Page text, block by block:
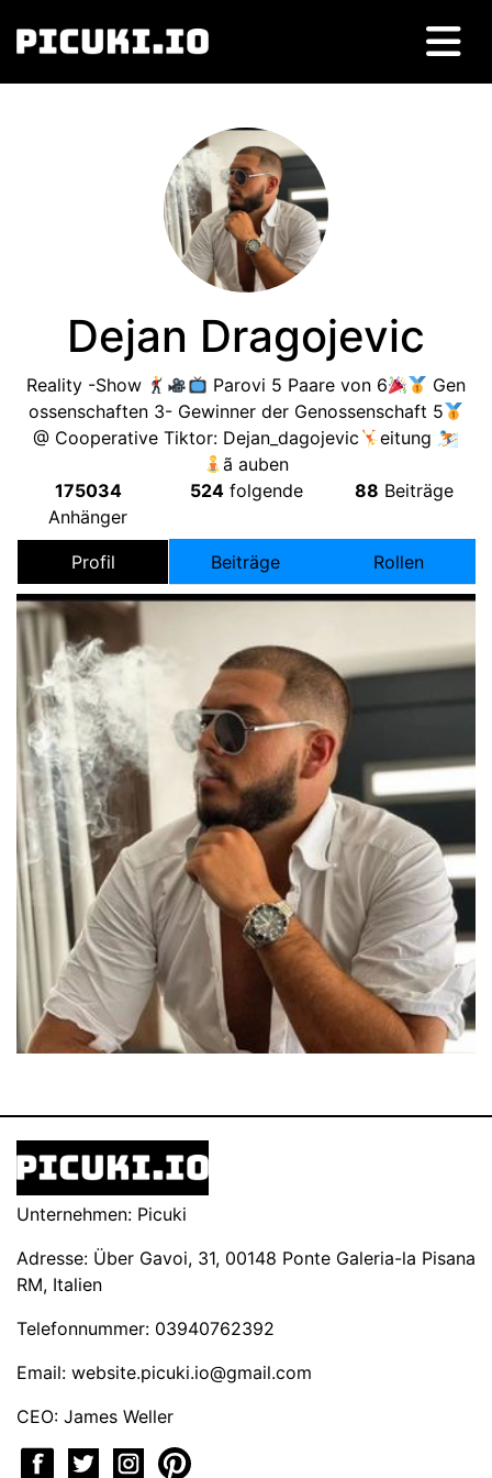
Dejan Dragojevic
Reality -Show Parovi 5 Paare von 6
Gen
ossenschaften 3- Gewinner der Genossenschaft 5
@ Cooperative Tiktor: Dejan_dagojevic
‍eitung ⛷
‍ã auben
175034
Anhänger
524folgende 88 Beiträge
Profil Beiträge Rollen
Unternehmen: Picuki
Adresse: Über Gavoi, 31, 00148 Ponte Galeria-la Pisana
RM, Italien
Telefonnummer: 03940762392
Email: website.picuki.io@gmail.com
CEO: James Weller